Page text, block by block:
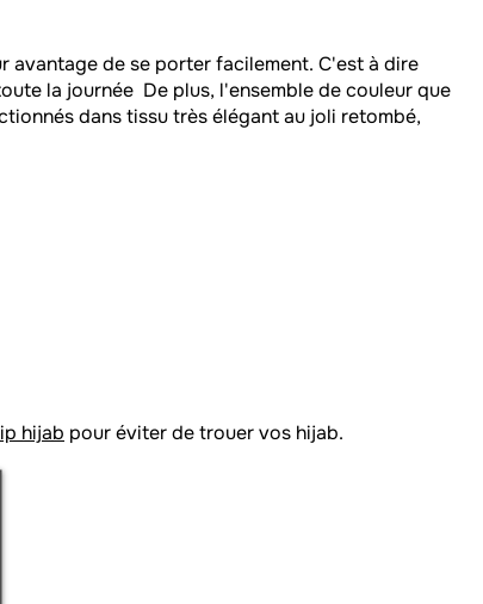
avantage de se porter facilement. C'est à dire
la journée De plus, l'ensemble de couleur que
dans tissu très élégant au joli retombé,
hijab pour éviter de trouer vos hijab.